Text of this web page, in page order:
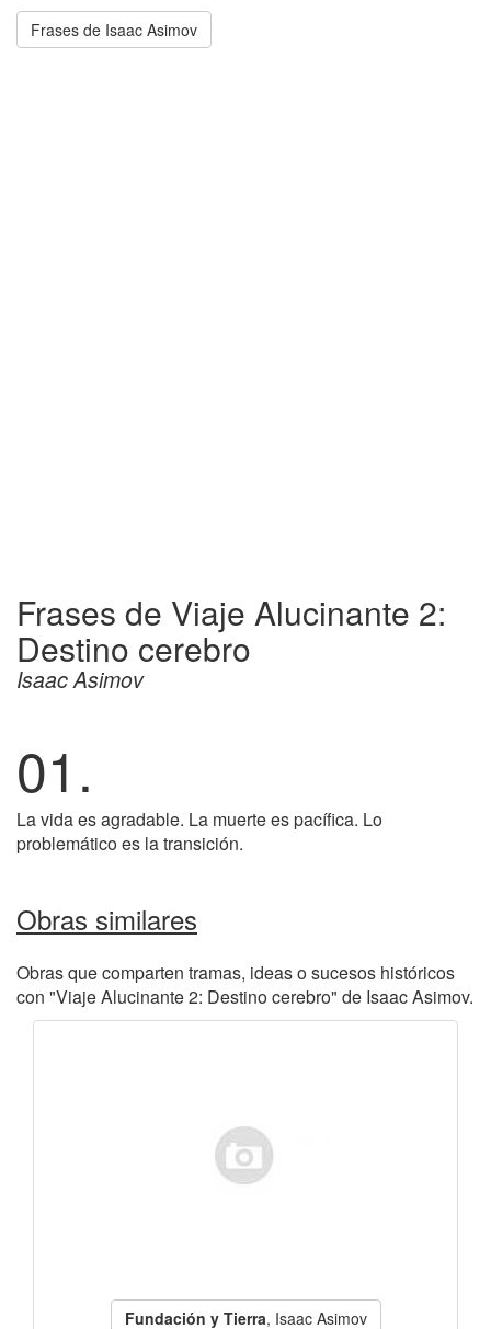
Frases de Isaac Asimov
Frases de Viaje Alucinante 2:
Destino cerebro
Isaac Asimov
01.
La vida es agradable. La muerte es pacífica. Lo
problemático es la transición.
Obras similares
Obras que comparten tramas, ideas o sucesos históricos
con "Viaje Alucinante 2: Destino cerebro" de Isaac Asimov.
Fundación y Tierra, Isaac Asimov